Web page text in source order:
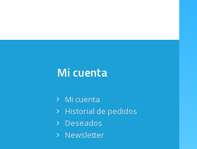
Mi cuenta
Mi cuenta
Historial de pedidos
Deseados
Newsletter